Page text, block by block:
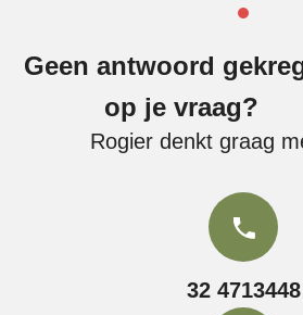
Geen antwoord
op je vraag?
Rogier denkt graag
32 4713448